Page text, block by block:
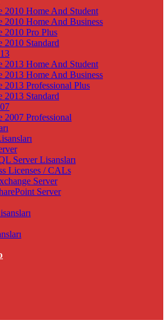
2010 Home And Student
2010 Home And Business
2010 Pro Plus
2010 Standard
2013 Home And Student
2013 Home And Business
2013 Professional Plus
2013 Standard
2007 Professional
Server Lisansları
Licenses / CALs
Server
Server